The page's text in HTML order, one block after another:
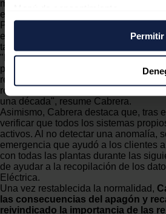
Si lo permite, también quisiéramos:
Recopilar información
puede tener una precisión de
Identificar su dispositivo
buscar características
Obtenga más información sobre
personales y establezca sus
Puede cambiar o retirar su
la Declaración de cookies.
Las cookies de este sitio web se
y los anuncios, ofrecer funciones
Permitir
mantener y alargar la vida de
energía renovable.
Pese al apagón, la compañía asegura
en el asentamiento de los distintos
tanto en España como en otros
"Desde que la empresa se creó,
pequeños impedimentos que parecían
renovable podía no tener futuro, pero
reivindicado su necesidad, que ha
una década", resume Cabrera.
Asimismo, Cabrera destaca que, tras el
verificar que todos los sistemas
activos. Al no detectar una anomalía,
emergencia que ayudó a los clientes
con todas las plantas durante las
de ayudar a la recopilación de los
Eléctrica.
Una vez restablecida la normalidad,
las consecuencias del apagón y
reivindicado la importancia de las